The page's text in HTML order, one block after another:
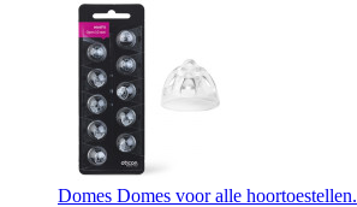
Domes Domes voor alle hoortoestellen.